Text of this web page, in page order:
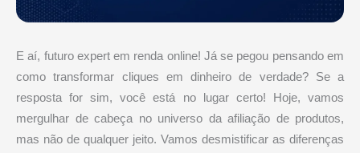
E aí, futuro expert em renda online! Já se pegou pensando em
como transformar cliques em dinheiro de verdade? Se a
resposta for sim, você está no lugar certo! Hoje, vamos
mergulhar de cabeça no universo da afiliação de produtos,
mas não de qualquer jeito. Vamos desmistificar as diferenças